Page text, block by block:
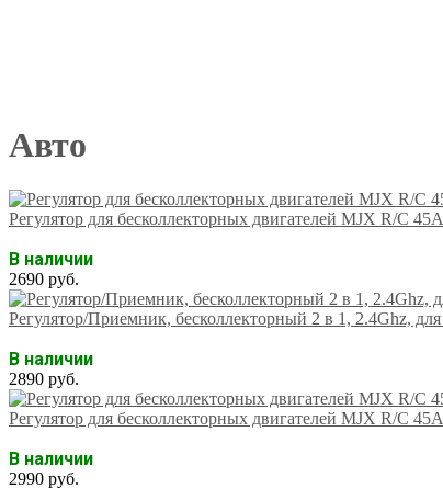
Авто
Регулятор для бесколлекторных двигателей MJX R/C
В наличии
2690 руб.
Регулятор/Приемник, бесколлекторный 2 в 1, 2.4Ghz,
В наличии
2890 руб.
Регулятор для бесколлекторных двигателей MJX R/C
В наличии
2990 руб.